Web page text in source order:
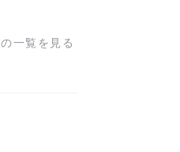
一覧を見る